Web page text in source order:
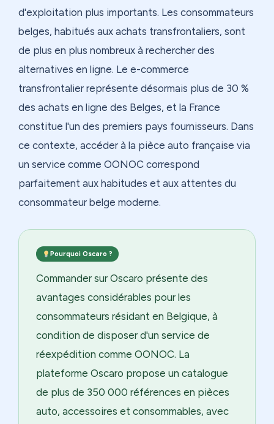
d'exploitation plus importants. Les consommateurs
belges, habitués aux achats transfrontaliers, sont
de plus en plus nombreux à rechercher des
alternatives en ligne. Le e-commerce
transfrontalier représente désormais plus de 30 %
des achats en ligne des Belges, et la France
constitue l'un des premiers pays fournisseurs. Dans
ce contexte, accéder à la pièce auto française via
un service comme OONOC correspond
parfaitement aux habitudes et aux attentes du
consommateur belge moderne.
Pourquoi Oscaro ?
Commander sur Oscaro présente des
avantages considérables pour les
consommateurs résidant en Belgique, à
condition de disposer d'un service de
réexpédition comme OONOC. La
plateforme Oscaro propose un catalogue
de plus de 350 000 références en pièces
auto, accessoires et consommables, avec